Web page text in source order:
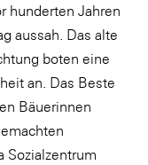
und
hunderten Jahren
aussah. Das alte
boten eine
an. Das Beste
Bäuerinnen
Sozialzentrum